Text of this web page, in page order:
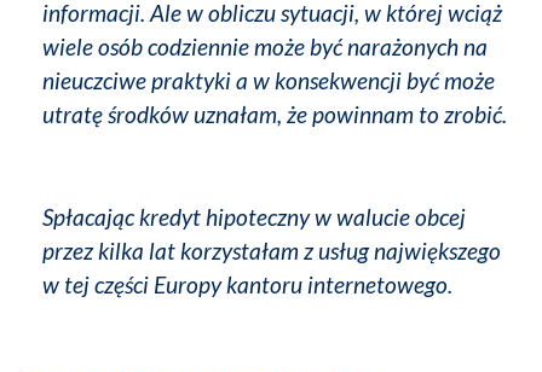
informacji. Ale w obliczu sytuacji, w której wciąż
wiele osób codziennie może być narażonych na
nieuczciwe praktyki a w konsekwencji być może
utratę środków uznałam, że powinnam to zrobić.
Spłacając kredyt hipoteczny w walucie obcej
przez kilka lat korzystałam z usług największego
w tej części Europy kantoru internetowego.